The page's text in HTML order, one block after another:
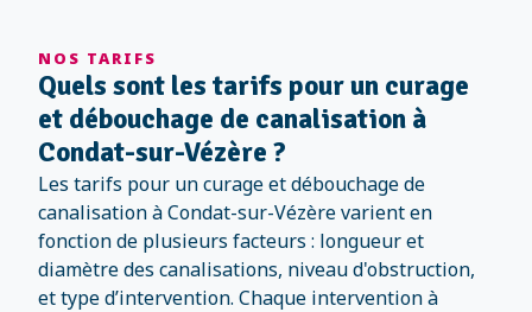
NOS TARIFS
Quels sont les tarifs pour un curage
et débouchage de canalisation à
Condat-sur-Vézère ?
Les tarifs pour un curage et débouchage de
canalisation à Condat-sur-Vézère varient en
fonction de plusieurs facteurs : longueur et
diamètre des canalisations, niveau d'obstruction,
et type d’intervention. Chaque intervention à